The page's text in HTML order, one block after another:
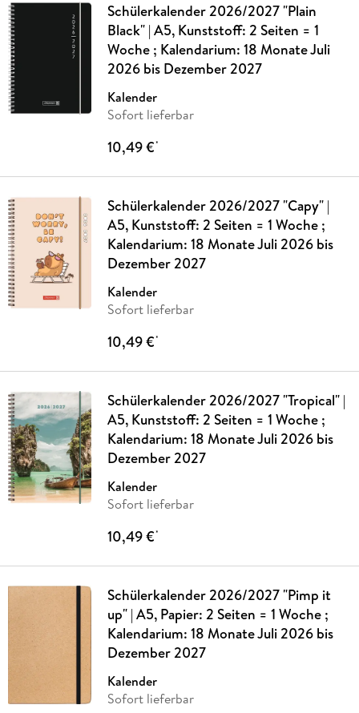
Schülerkalender 2026/2027 "Plain
Black" | A5, Kunststoff: 2 Seiten = 1
Woche ; Kalendarium: 18 Monate Juli
2026 bis Dezember 2027
Kalender
Sofort lieferbar
10,49 €*
Schülerkalender 2026/2027 "Capy" |
A5, Kunststoff: 2 Seiten = 1 Woche ;
Kalendarium: 18 Monate Juli 2026 bis
Dezember 2027
Kalender
Sofort lieferbar
10,49 €*
Schülerkalender 2026/2027 "Tropical" |
A5, Kunststoff: 2 Seiten = 1 Woche ;
Kalendarium: 18 Monate Juli 2026 bis
Dezember 2027
Kalender
Sofort lieferbar
10,49 €*
Schülerkalender 2026/2027 "Pimp it
up" | A5, Papier: 2 Seiten = 1 Woche ;
Kalendarium: 18 Monate Juli 2026 bis
Dezember 2027
Kalender
Sofort lieferbar